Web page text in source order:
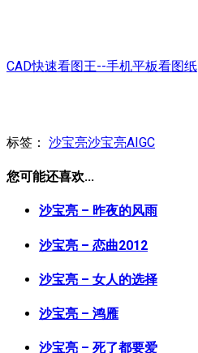
CAD快速看图王--手机平板看图纸
标签： 沙宝亮沙宝亮AIGC
您可能还喜欢...
沙宝亮 – 昨夜的风雨
沙宝亮 – 恋曲2012
沙宝亮 – 女人的选择
沙宝亮 – 鸿雁
沙宝亮 – 死了都要爱